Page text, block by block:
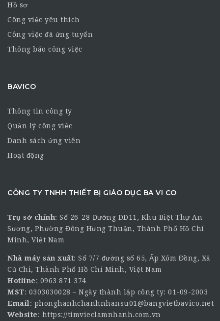
Hồ sơ
Công việc yêu thích
Công việc đã ứng tuyển
Thông báo công việc
BAVICO
Thông tin công ty
Quản lý công việc
Danh sách ứng viên
Hoạt động
CÔNG TY TNHH THIẾT BỊ GIÁO DỤC BA VI CO
Trụ sở chính: Số 26-28 Đường DD11, Khu Biệt Thự An
Sương, Phường Đông Hưng Thuận, Thành Phố Hồ Chí
Minh, Việt Nam
Nhà máy sản xuất: Số 7/7 đường số 65, Ấp Xóm Đồng, Xã
Củ Chi, Thành Phố Hồ Chí Minh, Việt Nam
Hotline: 0963 871 374
MST: 0303030028 – Ngày thành lập công ty: 01-09-2003
Email : phonghanhchanhnhansu01@bangvietbavico.net
Website: https://timvieclamnhanh.com.vn